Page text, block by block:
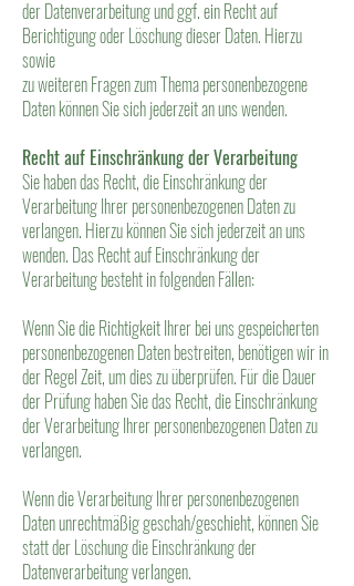
der Datenverarbeitung und ggf. ein Recht auf
Berichtigung oder Löschung dieser Daten. Hierzu
sowie
zu weiteren Fragen zum Thema personenbezogene
Daten können Sie sich jederzeit an uns wenden.
Recht auf Einschränkung der Verarbeitung
Sie haben das Recht, die Einschränkung der
Verarbeitung Ihrer personenbezogenen Daten zu
verlangen. Hierzu können Sie sich jederzeit an uns
wenden. Das Recht auf Einschränkung der
Verarbeitung besteht in folgenden Fällen:
Wenn Sie die Richtigkeit Ihrer bei uns gespeicherten
personenbezogenen Daten bestreiten, benötigen wir in
der Regel Zeit, um dies zu überprüfen. Für die Dauer
der Prüfung haben Sie das Recht, die Einschränkung
der Verarbeitung Ihrer personenbezogenen Daten zu
verlangen.
Wenn die Verarbeitung Ihrer personenbezogenen
Daten unrechtmäßig geschah/geschieht, können Sie
statt der Löschung die Einschränkung der
Datenverarbeitung verlangen.